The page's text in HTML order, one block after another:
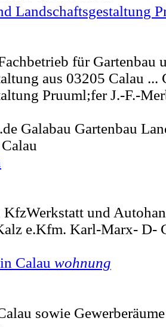
Landschaftsgestaltung
für Gartenbau
aus 03205 Calau ...
Pruuml;fer J.-F.-
Galabau Gartenbau
und
e.Kfm. Karl-Marx- D-
Calau wohnung
sowie